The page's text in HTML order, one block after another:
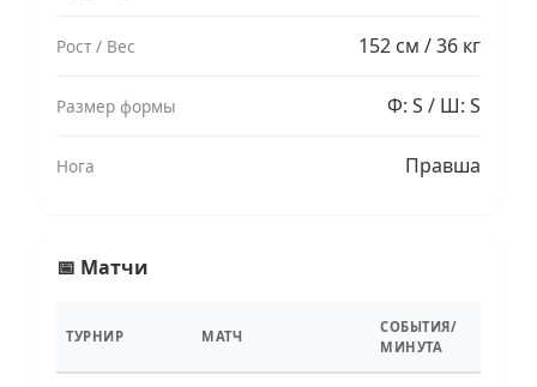
Рост / Вес 152 см / 36 кг
Размер формы Ф: S / Ш: S
Нога Правша
📅 Матчи
ТУРНИР МАТЧ
СОБЫТИЯ/
МИНУТА